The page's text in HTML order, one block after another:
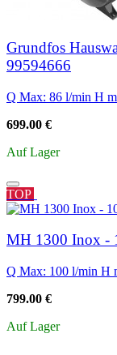
Grundfos
99594666
Q Max: 86 l/min H
699.00 €
Auf Lager
TOP
MH 1300 Inox -
Q Max: 100 l/min H
799.00 €
Auf Lager